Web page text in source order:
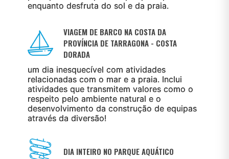
enquanto desfruta do sol e da praia.
VIAGEM DE BARCO NA COSTA DA
PROVÍNCIA DE TARRAGONA - COSTA
DORADA
um dia inesquecível com atividades
relacionadas com o mar e a praia. Inclui
atividades que transmitem valores como o
respeito pelo ambiente natural e o
desenvolvimento da construção de equipas
através da diversão!
DIA INTEIRO NO PARQUE AQUÁTICO